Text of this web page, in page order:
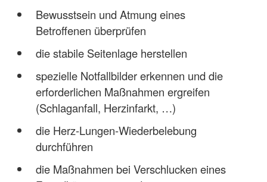
Bewusstsein und Atmung eines
Betroffenen überprüfen
die stabile Seitenlage herstellen
spezielle Notfallbilder erkennen und die
erforderlichen Maßnahmen ergreifen
(Schlaganfall, Herzinfarkt, …)
die Herz-Lungen-Wiederbelebung
durchführen
die Maßnahmen bei Verschlucken eines